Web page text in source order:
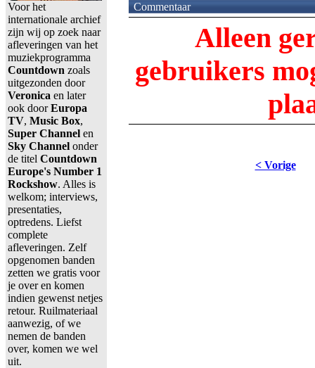
Voor het
internationale archief
zijn wij op zoek naar
afleveringen van het
muziekprogramma
Countdown zoals
uitgezonden door
Veronica en later
ook doorEuropa
TV, Music Box,
Super Channel en
Sky Channel onder
de titel Countdown
Europe's Number 1
Rockshow. Alles is
welkom; interviews,
presentaties,
optredens. Liefst
complete
afleveringen. Zelf
opgenomen banden
zetten we gratis voor
je over en komen
indien gewenst netjes
retour. Ruilmateriaal
aanwezig, of we
nemen de banden
over, komen we wel
uit.
Commentaar
Alleen
gebruikers
< Vorige